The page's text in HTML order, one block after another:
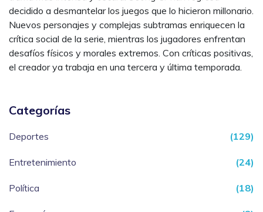
decidido a desmantelar los juegos que lo hicieron millonario.
Nuevos personajes y complejas subtramas enriquecen la
crítica social de la serie, mientras los jugadores enfrentan
desafíos físicos y morales extremos. Con críticas positivas,
el creador ya trabaja en una tercera y última temporada.
Categorías
Deportes (129)
Entretenimiento (24)
Política (18)